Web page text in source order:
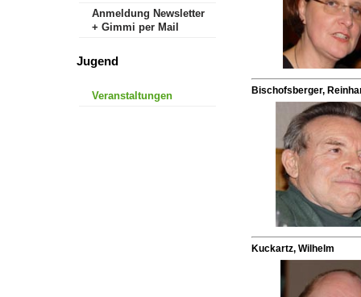
Bischofsberger,
Kuckartz, Wilhelm
Anmeldung Newsletter
+ Gimmi per Mail
Jugend
Veranstaltungen